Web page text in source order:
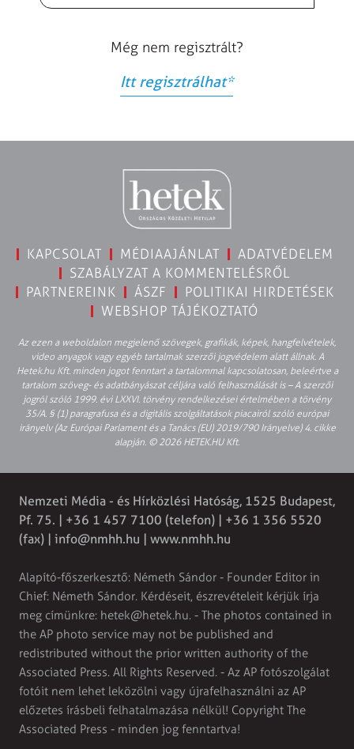
Még nem regisztrált?
Itt regisztrálhat*
KAPCSOLAT MÉDIAAJÁNLAT
ADATVÉDELEM
SZABÁLYZAT A KOMMENTELÉSRŐL
PARTNEREINK
ÁSZF
POLITIKAI HIRDETÉSEK
WEBSHOP TÁJÉKOZTATÓ
Az ezen a weboldalon megjelenő szövegek, grafikák, képek, hangfelvételek,
video anyagok vagy egyéb tartalmak szerzői jogvédelem alatt állnak. A
Hetek.hu Kft. minden jogot fenntart a tartalommal kapcsolatosan, beleértve a
tartalom szöveg- és adatbányászat céljára való felhasználását is – A szerzői
jogról szóló 1999. évi LXXVI. törvény rendelkezései értelmében a törvény
35/A. § (1) paragrafusa és a digitális szolgáltatások piacairól szóló európai
irányelv (Az Európai Parlament és a Tanács (EU) 2019/790 Irányelve) 4. cikke
alapján. © 2026 HETEK.HU Kft.
Nemzeti Média - és Hírközlési Hatóság, 1525 Budapest,
Pf. 75. | +36 1 457 7100 (telefon) | +36 1 356 5520
(fax) | info@nmhh.hu | www.nmhh.hu
Alapító-főszerkesztő: Németh Sándor - Founder Editor in
Chief: Németh Sándor. Kérdéseit, észrevételeit kérjük írja
meg címünkre: hetek@hetek.hu. - The photos contained in
the AP photo service may not be published and
redistributed without the prior written authority of the
Associated Press. All Rights Reserved. - Az AP fotószolgálat
fotóit nem lehet leközölni vagy újrafelhasználni az AP
előzetes írásbeli felhatalmazása nélkül! Copyright The
Associated Press - minden jog fenntartva!